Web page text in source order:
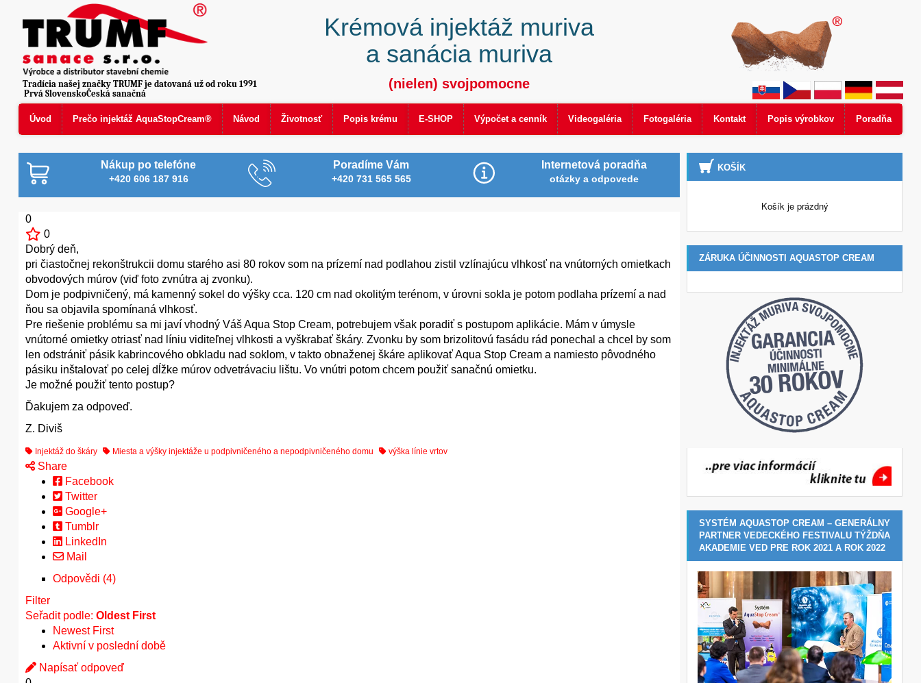
Úvod Prečo injektáž AquaStopCream® Návod Životnosť Popis krému E-SHOP Výpočet a cenník Videogaléria Fotogaléria Kontakt Popis výrobkov Poradňa
Prvá SlovenskoČeská sanačná
Krémová injektáž muriva
a sanácia muriva
(nielen) svojpomocne
Tradícia našej značky TRUMF je datovaná už od roku 1991
Nákup po telefóne
+420 606 187 916
Poradíme Vám
+420 731 565 565
Internetová poradňa
otázky a odpovede
0
0
Dobrý deň,
pri čiastočnej rekonštrukcii domu starého asi 80 rokov som na prízemí nad podlahou zistil vzlínajúcu vlhkosť na vnútorných omietkach
obvodových múrov (viď foto zvnútra aj zvonku).
Dom je podpivničený, má kamenný sokel do výšky cca. 120 cm nad okolitým terénom, v úrovni sokla je potom podlaha prízemí a nad
ňou sa objavila spomínaná vlhkosť.
Pre riešenie problému sa mi javí vhodný Váš Aqua Stop Cream, potrebujem však poradiť s postupom aplikácie. Mám v úmysle
vnútorné omietky otriasť nad líniu viditeľnej vlhkosti a vyškrabať škáry. Zvonku by som brizolitovú fasádu rád ponechal a chcel by som
len odstrániť pásik kabrincového obkladu nad soklom, v takto obnaženej škáre aplikovať Aqua Stop Cream a namiesto pôvodného
pásiku inštalovať po celej dĺžke múrov odvetrávaciu lištu. Vo vnútri potom chcem použiť sanačnú omietku.
Je možné použiť tento postup?
Ďakujem za odpoveď.
Z. Diviš
Injektáž do škáry Miesta a výšky injektáže u podpivničeného a nepodpivničeného domu výška línie vrtov
Share
Facebook
Twitter
Google+
Tumblr
LinkedIn
Mail
Odpovědi (4)
Filter
Seřadit podle: Oldest First
Newest First
Aktivní v poslední době
Napísať odpoveď
KOŠÍK
Košík je prázdný
ZÁRUKA ÚČINNOSTI AQUASTOP CREAM
SYSTÉM AQUASTOP CREAM – GENERÁLNY
PARTNER VEDECKÉHO FESTIVALU TÝŽDŇA
AKADEMIE VED PRE ROK 2021 A ROK 2022